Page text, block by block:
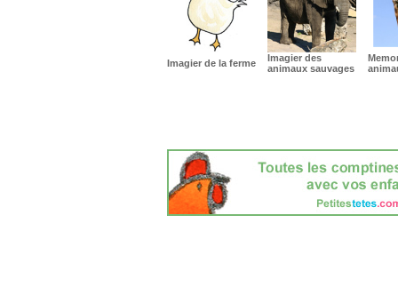
Imagier de la ferme
Imagier des
animaux sauvages